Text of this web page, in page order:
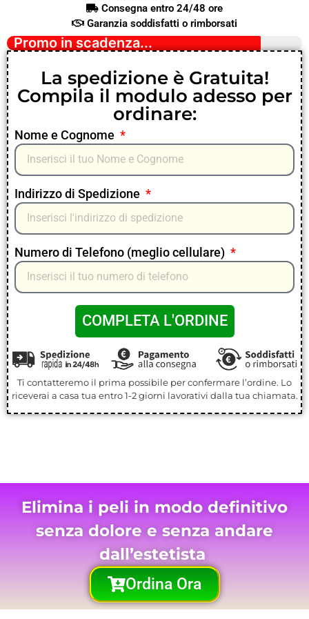
Consegna entro 24/48 ore
Garanzia soddisfatti o rimborsati
Promo in scadenza...
La spedizione è Gratuita!
Compila il modulo adesso per
ordinare:
Nome e Cognome
Indirizzo di Spedizione
Numero di Telefono (meglio cellulare)
COMPLETA L'ORDINE
Ti contatteremo il prima possibile per confermare l’ordine. Lo
riceverai a casa tua entro 1-2 giorni lavorativi dalla tua chiamata.
Elimina i peli in modo definitivo
senza dolore e senza andare
dall’estetista
Ordina Ora